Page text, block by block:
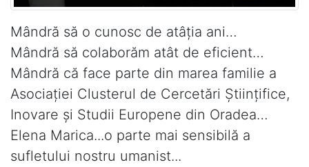
Mândră să o cunosc de atâția ani…
Mândră să colaborăm atât de eficient…
Mândră că face parte din marea familie a
Asociației Clusterul de Cercetări Științifice,
Inovare și Studii Europene din Oradea…
Elena Marica...o parte mai sensibilă a
sufletului nostru umanist...